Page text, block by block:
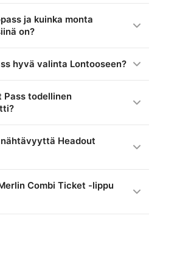
ja kuinka monta
on?
hyvä valinta Lontooseen?
Pass todellinen
Headout
Combi Ticket -lippu